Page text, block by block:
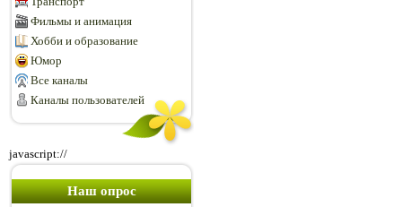
Фильмы и анимация
Хобби и образование
Юмор
Все каналы
Каналы пользователей
javascript://
Наш опрос